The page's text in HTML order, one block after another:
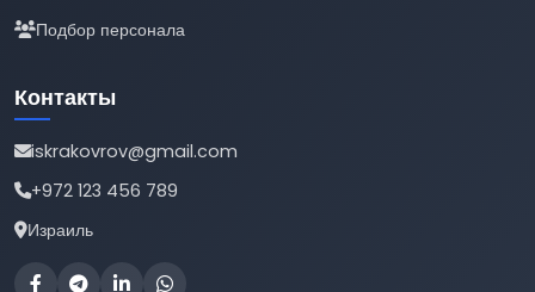
Подбор персонала
Контакты
iskrakovrov@gmail.com
+972 123 456 789
Израиль